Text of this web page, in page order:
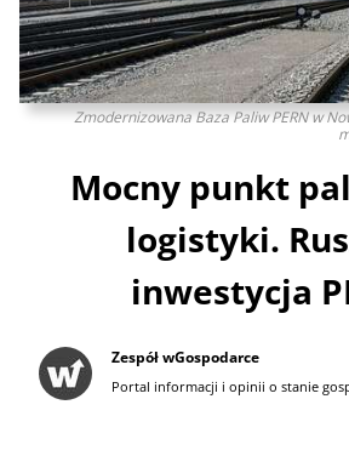
Zmodernizowana Baza Paliw PERN w
Mocny punkt
logistyki.
inwestycja
Zespół wGospodarce
Portal informacji i opinii o stanie